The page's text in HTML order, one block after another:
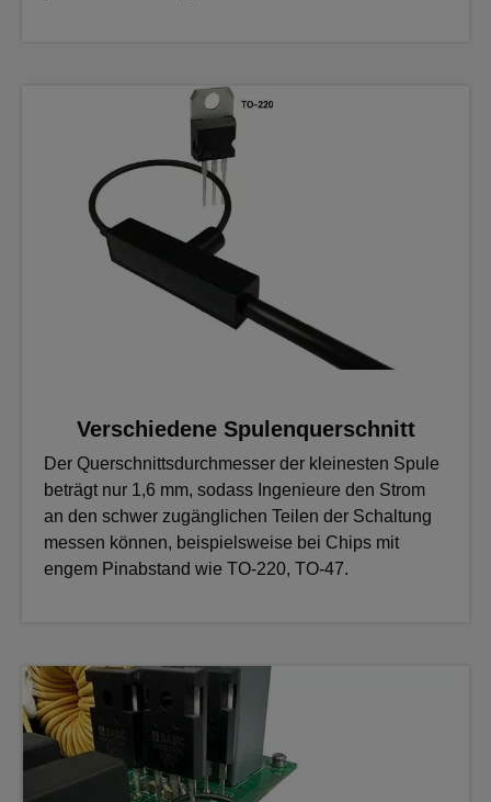
Verschiedene Spulenquerschnitt
Der Querschnittsdurchmesser der kleinesten Spule
beträgt nur 1,6 mm, sodass Ingenieure den Strom
an den schwer zugänglichen Teilen der Schaltung
messen können, beispielsweise bei Chips mit
engem Pinabstand wie TO-220, TO-47.